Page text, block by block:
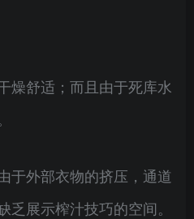
燥舒适；而且由于死库水
于外部衣物的挤压，通道
展示榨汁技巧的空间。